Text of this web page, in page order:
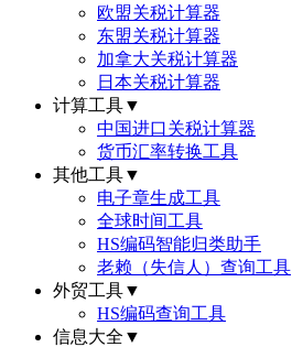
欧盟关税计算器
东盟关税计算器
加拿大关税计算器
日本关税计算器
计算工具▼
中国进口关税计算器
货币汇率转换工具
其他工具▼
电子章生成工具
全球时间工具
HS编码智能归类助手
老赖（失信人）查询工具
外贸工具▼
HS编码查询工具
信息大全 ▼